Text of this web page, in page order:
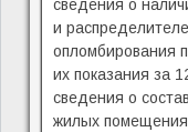
сведения о
и
опломбирования
их показания за
сведения о
жилых